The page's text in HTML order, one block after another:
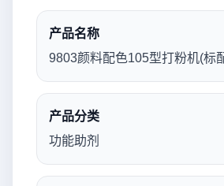
产品名称
9803颜料配色105型打粉机(标
产品分类
功能助剂